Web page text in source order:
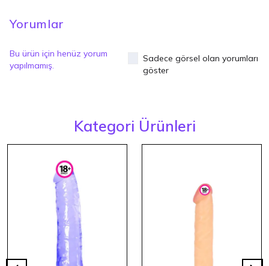
Yorumlar
Bu ürün için henüz yorum
yapılmamış.
Sadece görsel olan yorumları
göster
Kategori Ürünleri